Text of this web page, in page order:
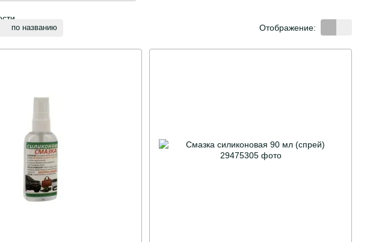
по названию Отображение: